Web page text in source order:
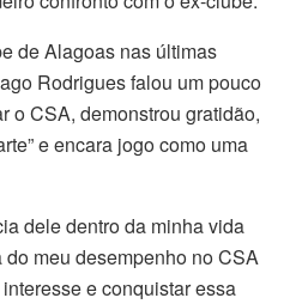
de Alagoas nas últimas
Rodrigues falou um pouco
o CSA, demonstrou gratidão,
e encara jogo como uma
dele dentro da minha vida
meu desempenho no CSA
e conquistar essa